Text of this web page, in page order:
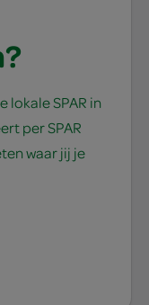
lokale SPAR in
per SPAR
waar jij je